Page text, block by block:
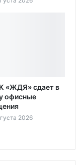
«ЖДЯ» сдает в
офисные
2026